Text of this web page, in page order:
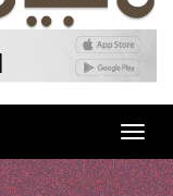
Toggle
navigation